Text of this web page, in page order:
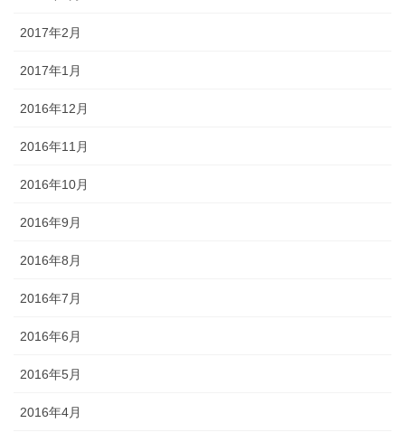
2017年2月
2017年1月
2016年12月
2016年11月
2016年10月
2016年9月
2016年8月
2016年7月
2016年6月
2016年5月
2016年4月